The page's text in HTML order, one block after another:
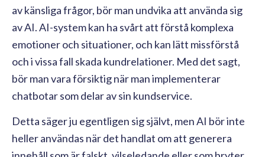
av känsliga frågor, bör man undvika att använda sig
av AI. AI-system kan ha svårt att förstå komplexa
emotioner och situationer, och kan lätt missförstå
och i vissa fall skada kundrelationer. Med det sagt,
bör man vara försiktig när man implementerar
chatbotar som delar av sin kundservice.
Detta säger ju egentligen sig självt, men AI bör inte
heller användas när det handlat om att generera